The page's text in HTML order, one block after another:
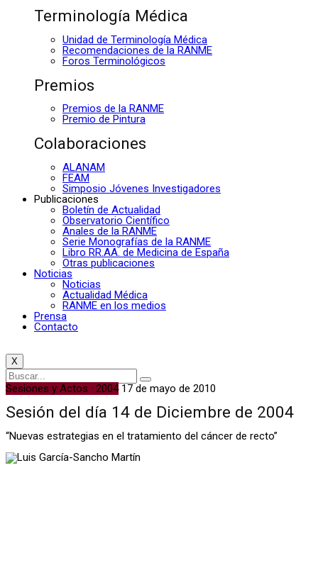
Terminología Médica
Unidad de Terminología Médica
Recomendaciones de la RANME
Foros Terminológicos
Premios
Premios de la RANME
Premio de Pintura
Colaboraciones
ALANAM
FEAM
Simposio Jóvenes Investigadores
Publicaciones
Boletín de Actualidad
Observatorio Científico
Anales de la RANME
Serie Monografías de la RANME
Libro RR.AA. de Medicina de España
Otras publicaciones
Noticias
Noticias
Actualidad Médica
RANME en los medios
Prensa
Contacto
X
Sesiones y Actos · 2004 17 de mayo de 2010
Sesión del día 14 de Diciembre de 2004
“Nuevas estrategias en el tratamiento del cáncer de recto”